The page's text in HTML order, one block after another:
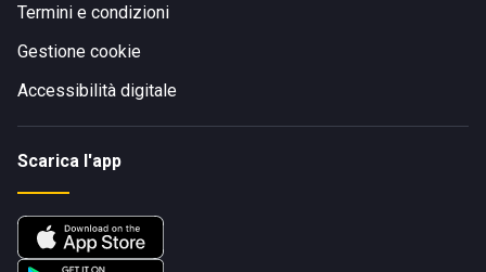
Termini e condizioni
Gestione cookie
Accessibilità digitale
Scarica l'app